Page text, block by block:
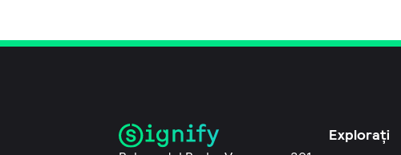
Explorați